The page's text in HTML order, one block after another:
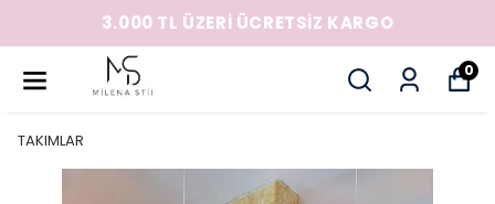
3.000 TL ÜZERİ ÜCRETSİZ KARGO
0
TAKIMLAR